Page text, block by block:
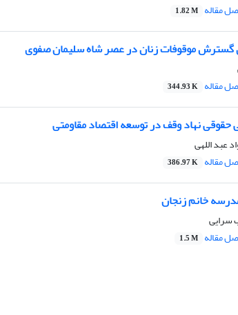
مقاله 1.82 M
گسترش موقوفات زنان در عصر شاه سلیمان صفوی
مقاله 344.93 K
حقوقی نهاد وقف در توسعه اقتصاد مقاومتی
عبد اللهی
مقاله 386.97 K
خانم زنجان
سرایی
مقاله 1.5 M